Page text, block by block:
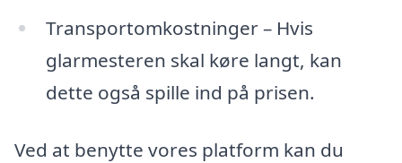
Transportomkostninger – Hvis
glarmesteren skal køre langt, kan
dette også spille ind på prisen.
Ved at benytte vores platform kan du